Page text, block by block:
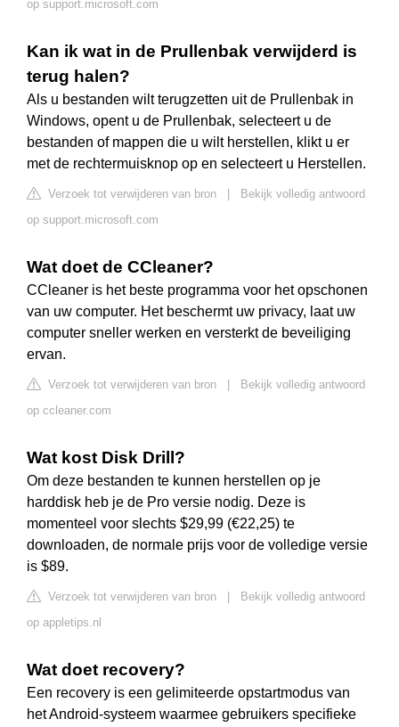
op support.microsoft.com
Kan ik wat in de Prullenbak verwijderd is
terug halen?
Als u bestanden wilt terugzetten uit de Prullenbak in
Windows, opent u de Prullenbak, selecteert u de
bestanden of mappen die u wilt herstellen, klikt u er
met de rechtermuisknop op en selecteert u Herstellen.
Verzoek tot verwijderen van bron
Bekijk volledig antwoord
op support.microsoft.com
Wat doet de CCleaner?
CCleaner is het beste programma voor het opschonen
van uw computer. Het beschermt uw privacy, laat uw
computer sneller werken en versterkt de beveiliging
ervan.
Verzoek tot verwijderen van bron
Bekijk volledig antwoord
op ccleaner.com
Wat kost Disk Drill?
Om deze bestanden te kunnen herstellen op je
harddisk heb je de Pro versie nodig. Deze is
momenteel voor slechts $29,99 (€22,25) te
downloaden, de normale prijs voor de volledige versie
is $89.
Verzoek tot verwijderen van bron
Bekijk volledig antwoord
op appletips.nl
Wat doet recovery?
Een recovery is een gelimiteerde opstartmodus van
het Android-systeem waarmee gebruikers specifieke